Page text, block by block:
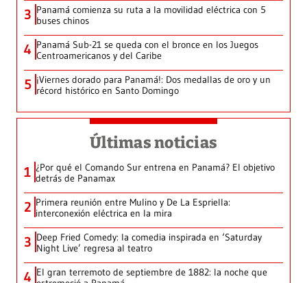
3 Panamá comienza su ruta a la movilidad eléctrica con 5
buses chinos
4 Panamá Sub-21 se queda con el bronce en los Juegos
Centroamericanos y del Caribe
5 ¡Viernes dorado para Panamá!: Dos medallas de oro y un
récord histórico en Santo Domingo
Últimas noticias
1 ¿Por qué el Comando Sur entrena en Panamá? El objetivo
detrás de Panamax
2 Primera reunión entre Mulino y De La Espriella:
interconexión eléctrica en la mira
3 Deep Fried Comedy: la comedia inspirada en ‘Saturday
Night Live’ regresa al teatro
4 El gran terremoto de septiembre de 1882: la noche que